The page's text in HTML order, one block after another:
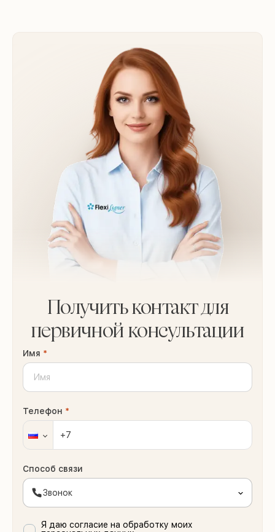
Получить контакт для
первичной консультации
Имя *
Телефон *
Способ связи
Звонок
Я даю согласие на обработку моих